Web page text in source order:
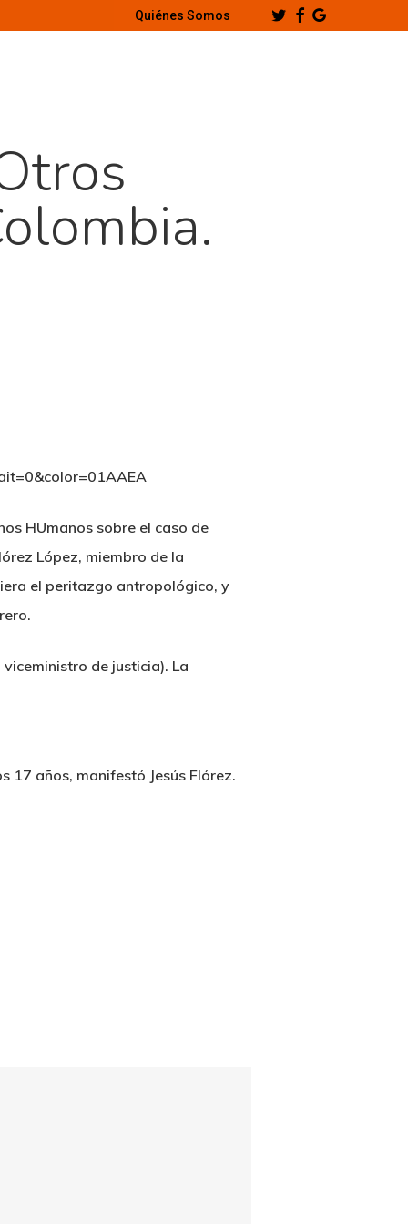
Quiénes Somos TwitterFacebook
Google-
Plus
HUmanos sobre el caso de
López, miembro de la
el peritazgo antropológico, y
de justicia). La
17 años, manifestó Jesús Flórez.